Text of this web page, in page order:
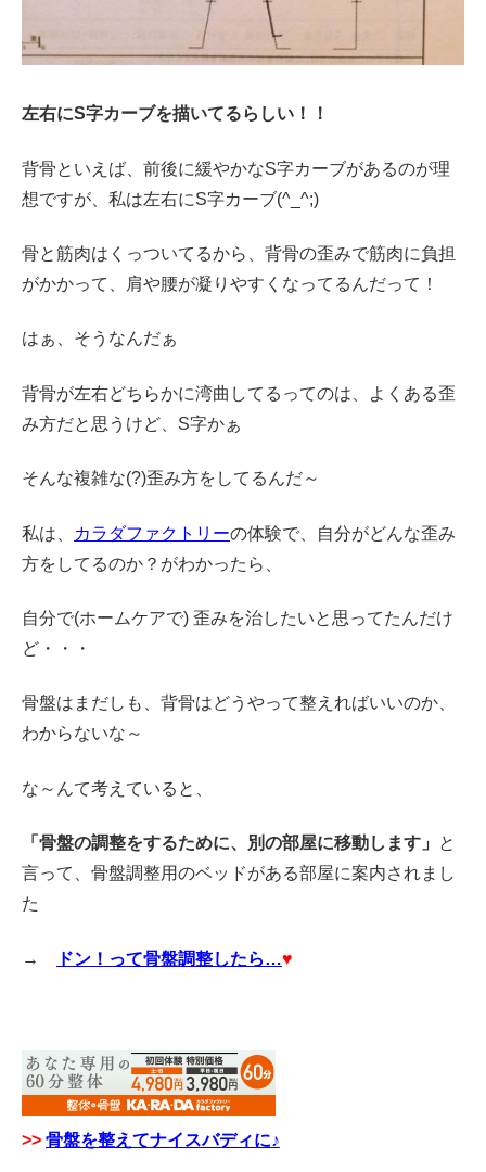
左右にS字カーブを描いてるらしい！！
背骨といえば、前後に緩やかなS字カーブがあるのが理
想ですが、私は左右にS字カーブ(^_^;)
骨と筋肉はくっついてるから、背骨の歪みで筋肉に負担
がかかって、肩や腰が凝りやすくなってるんだって！
はぁ、そうなんだぁ
背骨が左右どちらかに湾曲してるってのは、よくある歪
み方だと思うけど、S字かぁ
そんな複雑な(?)歪み方をしてるんだ～
私は、 カラダファクトリーの体験で、自分がどんな歪み
方をしてるのか？がわかったら、
自分で(ホームケアで) 歪みを治したいと思ってたんだけ
ど・・・
骨盤はまだしも、背骨はどうやって整えればいいのか、
わからないな～
な～んて考えていると、
「骨盤の調整をするために、別の部屋に移動します」
と
言って、骨盤調整用のベッドがある部屋に案内されまし
た
→ ドン！って骨盤調整したら…♥
>> 骨盤を整えてナイスバディに♪